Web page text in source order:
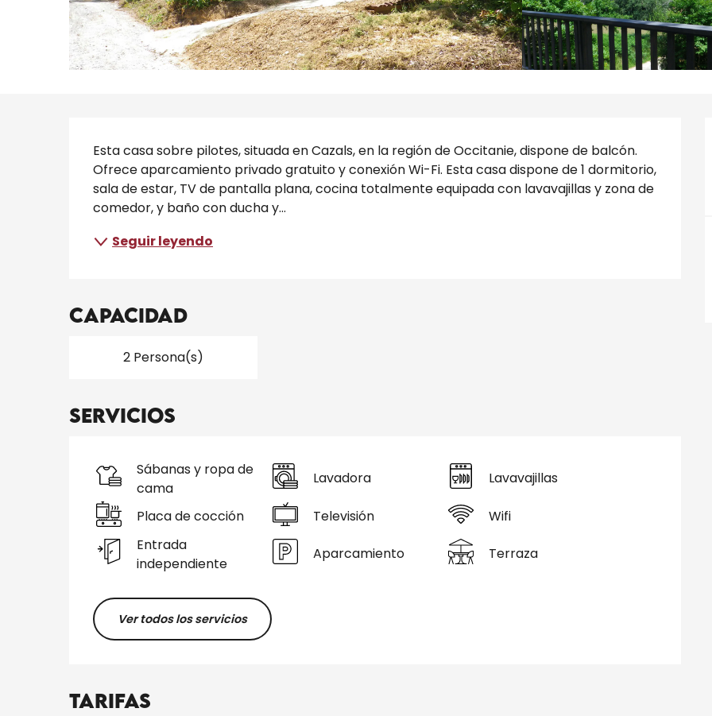
Esta casa sobre pilotes, situada en Cazals, en la región de Occitanie, dispone de balcón.
Ofrece aparcamiento privado gratuito y conexión Wi-Fi. Esta casa dispone de 1 dormitorio,
sala de estar, TV de pantalla plana, cocina totalmente equipada con lavavajillas y zona de
comedor, y baño con ducha y...
Seguir leyendo
Capacidad
2 Persona(s)
Servicios
Sábanas y ropa de
cama
Lavadora Lavavajillas
Placa de cocción Televisión
Wifi
Entrada
independiente
Aparcamiento Terraza
Ver todos los servicios
Tarifas